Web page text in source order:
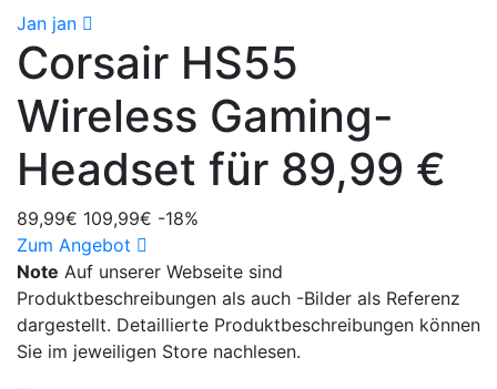
Jan jan
Corsair HS55
Wireless Gaming-
Headset für 89,99 €
89,99€ 109,99€ -18%
Zum Angebot
Note Auf unserer Webseite sind
Produktbeschreibungen als auch -Bilder als Referenz
dargestellt. Detaillierte Produktbeschreibungen können
Sie im jeweiligen Store nachlesen.